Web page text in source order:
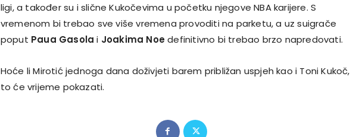
ligi, a također su i slične Kukočevima u početku njegove NBA karijere. S
vremenom bi trebao sve više vremena provoditi na parketu, a uz suigrače
poput Paua Gasola i Joakima Noedefinitivno bi trebao brzo napredovati.
Hoće li Mirotić jednoga dana doživjeti barem približan uspjeh kao i Toni Kukoč,
to će vrijeme pokazati.